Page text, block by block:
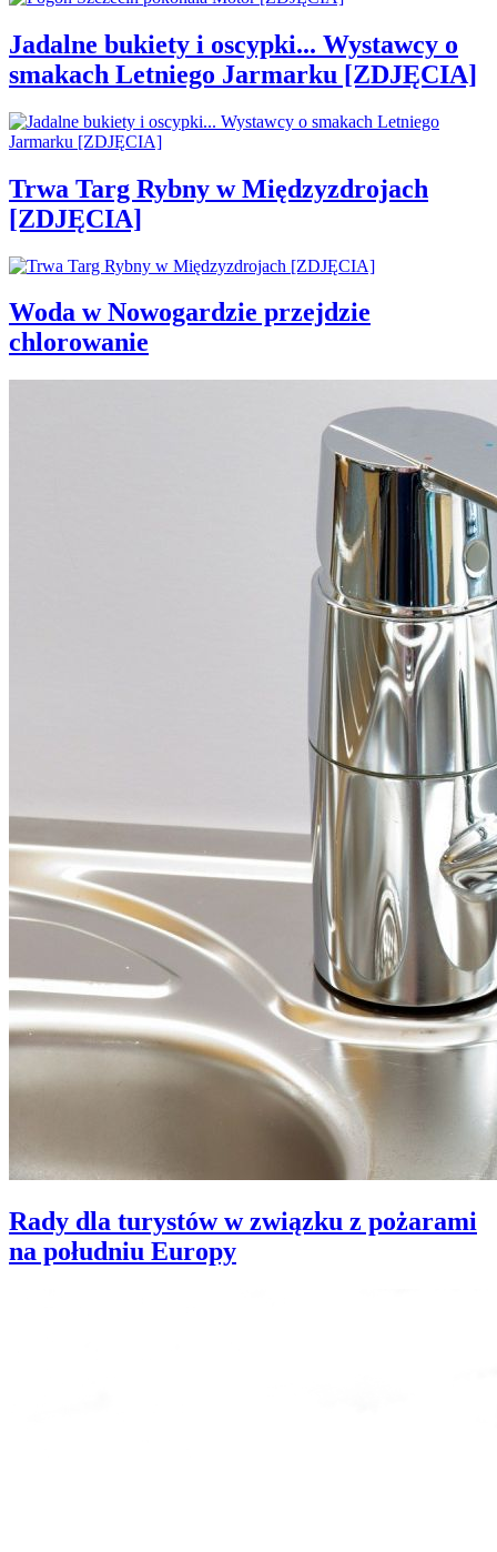
Jadalne bukiety i oscypki... Wystawcy o
smakach Letniego Jarmarku [ZDJĘCIA]
Trwa Targ Rybny w Międzyzdrojach
[ZDJĘCIA]
Woda w Nowogardzie przejdzie
chlorowanie
Rady dla turystów w związku z pożarami
na południu Europy